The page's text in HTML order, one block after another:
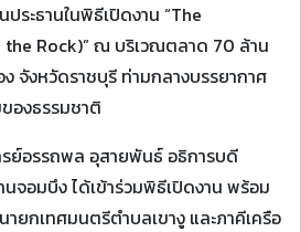
ระธานในพิธีเปิดงาน “The
the Rock)” ณ บริเวณตลาด 70 ล้าน
ง จังหวัดราชบุรี ท่ามกลางบรรยากาศ
องธรรมชาติ
รย์อรรถพล อุสายพันธ์ อธิการบดี
จอมบึง ได้เข้าร่วมพิธีเปิดงาน พร้อม
ยกเทศมนตรีตำบลเขางู และภาคีเครือ